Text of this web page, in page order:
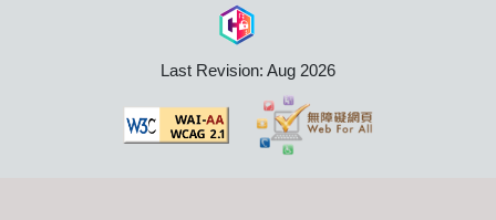
Last Revision: Aug 2026